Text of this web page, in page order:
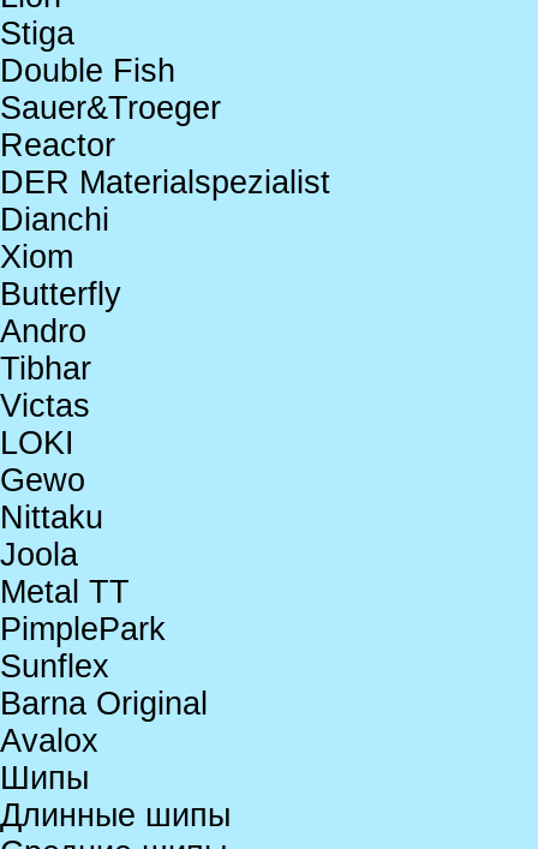
Stiga
Double Fish
Sauer&Troeger
Reactor
DER Materialspezialist
Dianchi
Xiom
Butterfly
Andro
Tibhar
Victas
LOKI
Gewo
Nittaku
Joola
Metal TT
PimplePark
Sunflex
Barna Original
Avalox
Шипы
Длинные шипы